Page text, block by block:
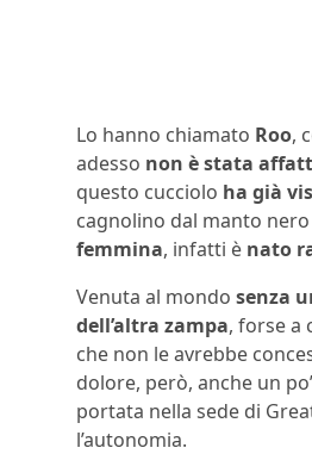
Lo hanno chiamato Roo,
adesso non è stata
questo cucciolo ha già
cagnolino dal manto
femmina, infatti è nato
Venuta al mondo senza
dell’altra zampa, forse a
che non le avrebbe
dolore, però, anche un
portata nella sede di
l’autonomia.